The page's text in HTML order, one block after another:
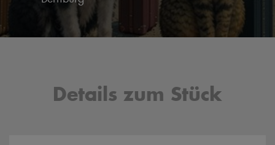
Details zum Stück